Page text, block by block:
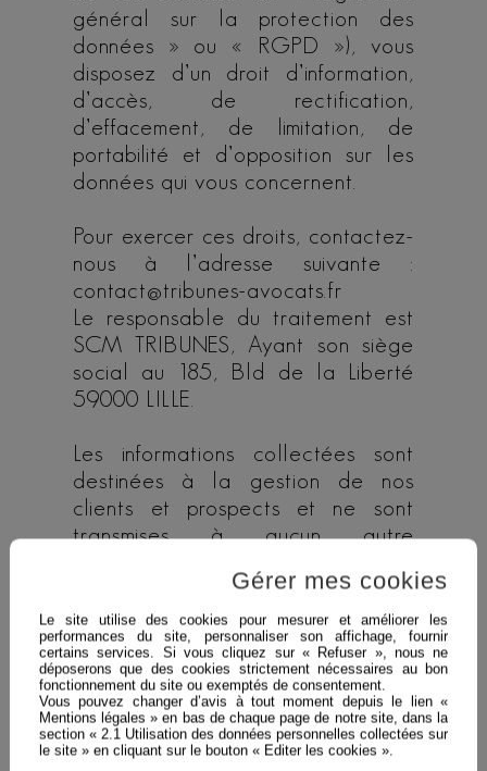
général sur la protection des
données » ou « RGPD »), vous
disposez d’un droit d’information,
d’accès, de rectification,
d’effacement, de limitation, de
portabilité et d’opposition sur les
données qui vous concernent.
Pour exercer ces droits, contactez-
nous à l’adresse suivante :
contact@tribunes-avocats.fr
Le responsable du traitement est
SCM TRIBUNES, Ayant son siège
social au 185, Bld de la Liberté
59000 LILLE.
Les informations collectées sont
destinées à la gestion de nos
clients et prospects et ne sont
transmises à aucun autre
Conformément à l’article 32 du
RGPD et compte tenu de l’état
des connaissances, des coûts de
mise en œuvre et de la nature, de
la portée, du contexte et des
finalités du traitement ainsi que des
risques, dont le degré de
Gérer mes cookies
Le site utilise des cookies pour mesurer et améliorer les
performances du site, personnaliser son affichage, fournir
certains services. Si vous cliquez sur « Refuser », nous ne
déposerons que des cookies strictement nécessaires au bon
fonctionnement du site ou exemptés de consentement.
Vous pouvez changer d’avis à tout moment depuis le lien «
Mentions légales » en bas de chaque page de notre site, dans la
section « 2.1 Utilisation des données personnelles collectées sur
le site » en cliquant sur le bouton « Editer les cookies ».